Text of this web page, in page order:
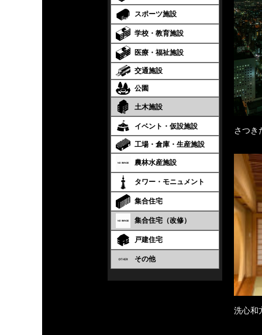
スポーツ施設
学校・教育施設
医療・福祉施設
交通施設
公園
土木施設
イベント・仮設施設
工場・倉庫・生産施設
農林水産施設
タワー・モニュメント
集合住宅
集合住宅（改修）
戸建住宅
その他
さつき
洗心和